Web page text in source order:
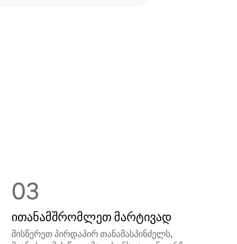
03
ითანამშრომლეთ მარტივად
მისწერეთ პირდაპირ თანამასპინძელს,